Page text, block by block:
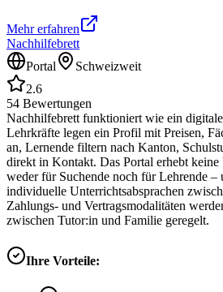
Mehr erfahren
Nachhilfebrett
Portal
Schweizweit
2.6
54 Bewertungen
Nachhilfebrett funktioniert wie ein
Lehrkräfte legen ein Profil mit Preisen,
an, Lernende filtern nach Kanton,
direkt in Kontakt. Das Portal erhebt
weder für Suchende noch für Lehrende –
individuelle Unterrichtsabsprachen
Zahlungs- und Vertragsmodalitäten
zwischen Tutor:in und Familie geregelt.
Ihre Vorteile: